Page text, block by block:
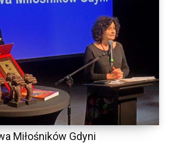
Miłośników Gdyni